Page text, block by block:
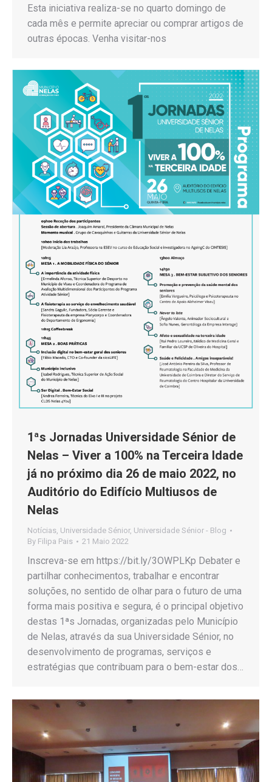
Esta iniciativa realiza-se no quarto domingo de
cada mês e permite apreciar ou comprar artigos de
outras épocas. Venha visitar-nos
1ªs Jornadas Universidade Sénior de
Nelas – Viver a 100% na Terceira Idade
já no próximo dia 26 de maio 2022, no
Auditório do Edifício Multiusos de
Nelas
Notícias, Universidade Sénior, Universidade Sénior - Blog
By Filipa Pais 21 Maio 2022
Inscreva-se em https://bit.ly/3OWPLKp Debater e
partilhar conhecimentos, trabalhar e encontrar
soluções, no sentido de olhar para o futuro de uma
forma mais positiva e segura, é o principal objetivo
destas 1ªs Jornadas, organizadas pelo Município
de Nelas, através da sua Universidade Sénior, no
desenvolvimento de programas, serviços e
estratégias que contribuam para o bem-estar dos…